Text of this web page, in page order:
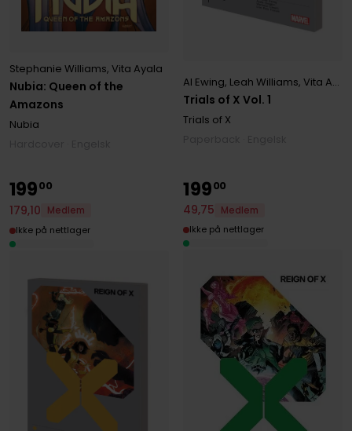
Nubia: Queen of the
Amazons
Stephanie Williams, Vita Ayala
Nubia
Trials of X Vol. 1
Al Ewing, Leah Williams,Vita Ayala
Trials of X
19900
179,10
Medlem
Ikke på nettlager
19900
49,75
Medlem
Ikke på nettlager